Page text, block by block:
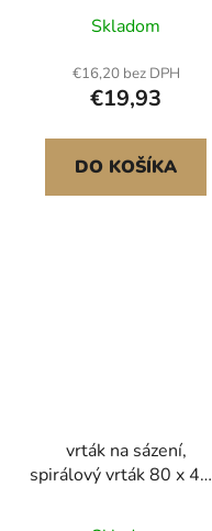
zahradní tkanina, tkané
látky proti plevelu,
zahradní tkaniny,
zábrana proti plevelu,
půdopokryvná látka,
geotextilie, zahradní
rohož, černá 3,2 oz
Skladom
€16,20 bez DPH
€19,93
DO KOŠÍKA
vrták na sázení,
spirálový vrták 80 x 410
šestihranným